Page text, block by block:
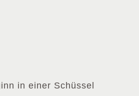
in einer Schüssel